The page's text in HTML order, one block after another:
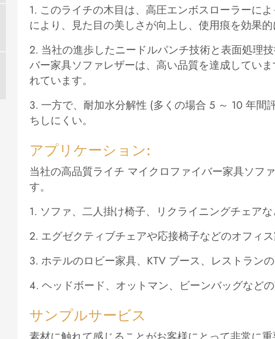
1. このライチの木目は、高圧エンボスローラーに
により、見た目の美しさが向上し、使用痕を効果
2. 当社の進歩したニードルパンチ技術と表面処理
バー家具ソファレザーは、高い品質を達成してい
れています。
3. 一方で、耐加水分解性 (多くの場合 5 ～ 10 年
ちしにくい。
アプリケーション:
当社の高品質ライチ マイクロファイバー家具ソフ
す。
1. ソファ、二人掛け椅子、リクライニングチェアな
2. エグゼクティブチェアや応接椅子などのオフィス
3. ホテルのロビー家具、KTV ブース、レストラン
4. ヘッドボード、オットマン、ビーンバッグなどの
サンプルサービス